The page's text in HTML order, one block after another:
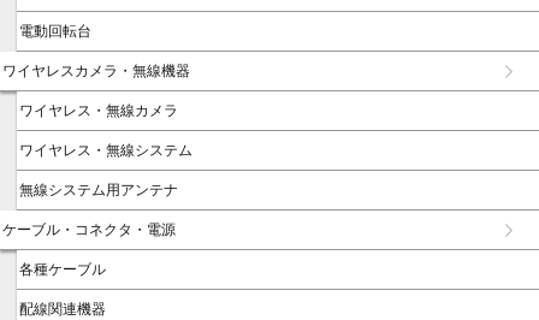
電動回転台
ワイヤレスカメラ・無線機器
ワイヤレス・無線カメラ
ワイヤレス・無線システム
無線システム用アンテナ
ケーブル・コネクタ・電源
各種ケーブル
配線関連機器